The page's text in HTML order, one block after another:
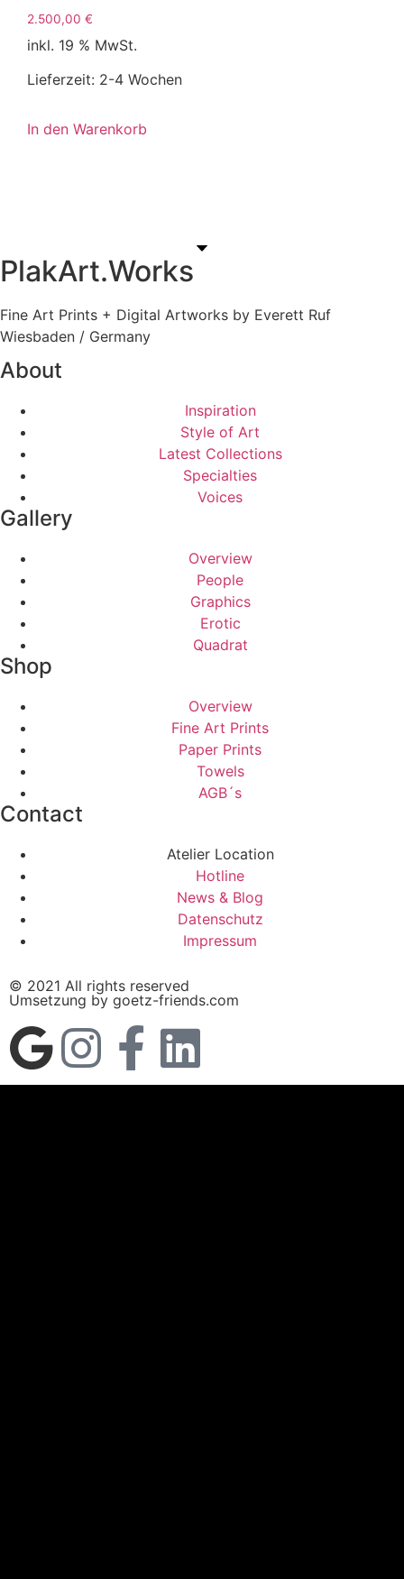
2.500,00 €
inkl. 19 % MwSt.
Lieferzeit: 2-4 Wochen
In den Warenkorb
PlakArt.Works
Fine Art Prints + Digital Artworks by Everett Ruf
Wiesbaden / Germany
About
Inspiration
Style of Art
Latest Collections
Specialties
Voices
Gallery
Overview
People
Graphics
Erotic
Quadrat
Shop
Overview
Fine Art Prints
Paper Prints
Towels
AGB´s
Contact
Atelier Location
Hotline
News & Blog
Datenschutz
Impressum
© 2021 All rights reserved
Umsetzung by goetz-friends.com